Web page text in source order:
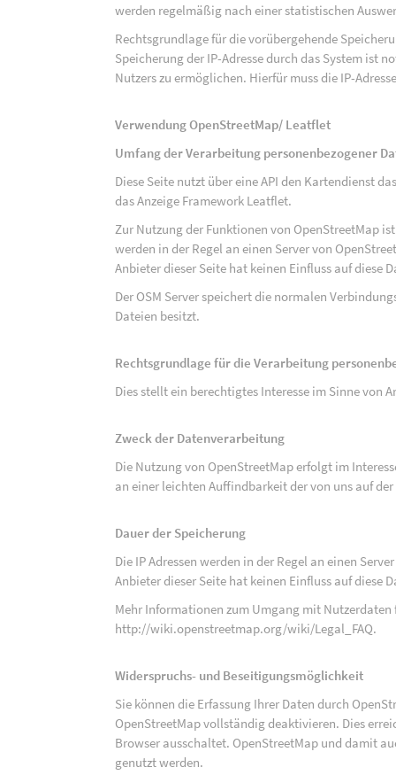
werden regelmäßig nach einer statistischen
Rechtsgrundlage für die vorübergehende
Speicherung der IP-Adresse durch das System ist
Nutzers zu ermöglichen. Hierfür muss die IP-
Verwendung OpenStreetMap/ Leatflet
Umfang der Verarbeitung personenbezogener
Diese Seite nutzt über eine API den Kartendienst
das Anzeige Framework Leatflet.
Zur Nutzung der Funktionen von OpenStreetMap
werden in der Regel an einen Server von
Anbieter dieser Seite hat keinen Einfluss auf diese
Der OSM Server speichert die normalen
Dateien besitzt.
Rechtsgrundlage für die Verarbeitung
Dies stellt ein berechtigtes Interesse im Sinne von
Zweck der Datenverarbeitung
Die Nutzung von OpenStreetMap erfolgt im
an einer leichten Auffindbarkeit der von uns auf
Dauer der Speicherung
Die IP Adressen werden in der Regel an einen
Anbieter dieser Seite hat keinen Einfluss auf diese
Mehr Informationen zum Umgang mit
http://wiki.openstreetmap.org/wiki/Legal_FAQ.
Widerspruchs- und Beseitigungsmöglichkeit
Sie können die Erfassung Ihrer Daten durch
OpenStreetMap vollständig deaktivieren. Dies
Browser ausschaltet. OpenStreetMap und damit
genutzt werden.